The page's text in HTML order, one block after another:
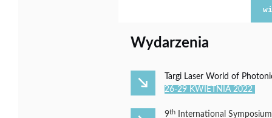
Wydarzenia
Targi Laser World of
26-29 KWIETNIA 2022
9th
International